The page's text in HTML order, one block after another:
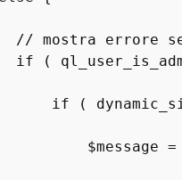
// mostra errore
if (
if (
$message =